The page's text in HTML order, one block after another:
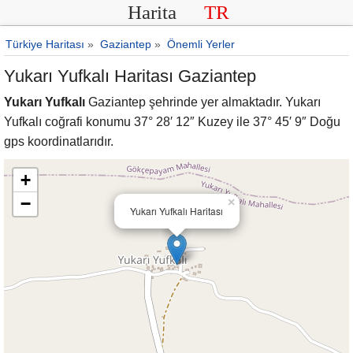
Harita TR
Türkiye Haritası » Gaziantep » Önemli Yerler
Yukarı Yufkalı Haritası Gaziantep
Yukarı Yufkalı Gaziantep şehrinde yer almaktadır. Yukarı
Yufkalı coğrafi konumu 37° 28′ 12″ Kuzey ile 37° 45′ 9″ Doğu
gps koordinatlarıdır.
Yukarı Yufkalı Haritası
×
+
−